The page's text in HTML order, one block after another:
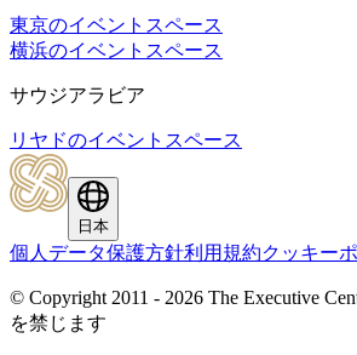
東京のイベントスペース
横浜のイベントスペース
サウジアラビア
リヤドのイベントスペース
日本
個人データ保護方針利用規約クッキー
© Copyright 2011 - 2026 The Executive
を禁じます